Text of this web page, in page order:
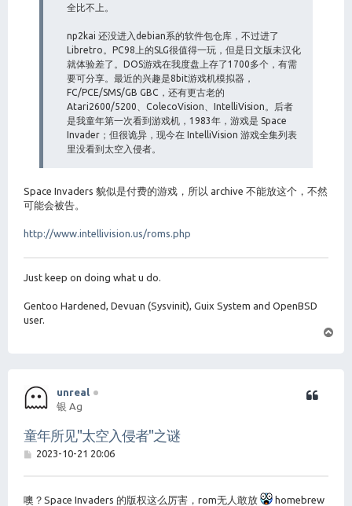
全比不上。
np2kai 还没进入debian系的软件包仓库，不过进了
Libretro。PC98上的SLG很值得一玩，但是日文版未汉化
就体验差了。DOS游戏在我度盘上存了1700多个，有需
要可分享。最近的兴趣是8bit游戏机模拟器，
FC/PCE/SMS/GB GBC，还有更古老的
Atari2600/5200、ColecoVision、IntelliVision。后者
是我童年第一次看到游戏机，1983年，游戏是 Space
Invader；但很诡异，现今在 IntelliVision 游戏全集列表
里没看到太空入侵者。
Space Invaders 貌似是付费的游戏，所以 archive 不能放这个，不然
可能会被告。
http://www.intellivision.us/roms.php
Just keep on doing what u do.
Gentoo Hardened, Devuan (Sysvinit), Guix System and OpenBSD
user.
unreal
银 Ag
童年所见"太空入侵者"之谜
帖
2023-10-21 20:06
噢？Space Invaders 的版权这么厉害，rom无人敢放
homebrew